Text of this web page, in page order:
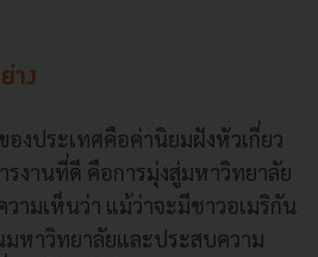
าง
งประเทศคือค่านิยมฝังหัวเกี่ยว
งานที่ดี คือการมุ่งสู่มหาวิทยาลัย
วามเห็นว่า แม้ว่าจะมีชาวอเมริกัน
หาวิทยาลัยและประสบความ